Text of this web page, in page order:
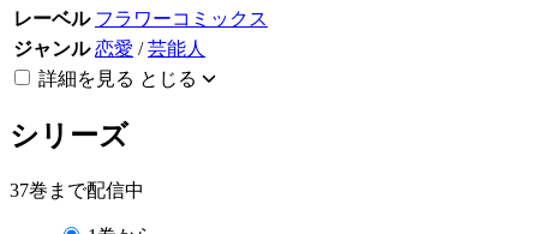
レーベル フラワーコミックス
ジャンル 恋愛 /芸能人
詳細を見る とじる
シリーズ
37巻まで配信中